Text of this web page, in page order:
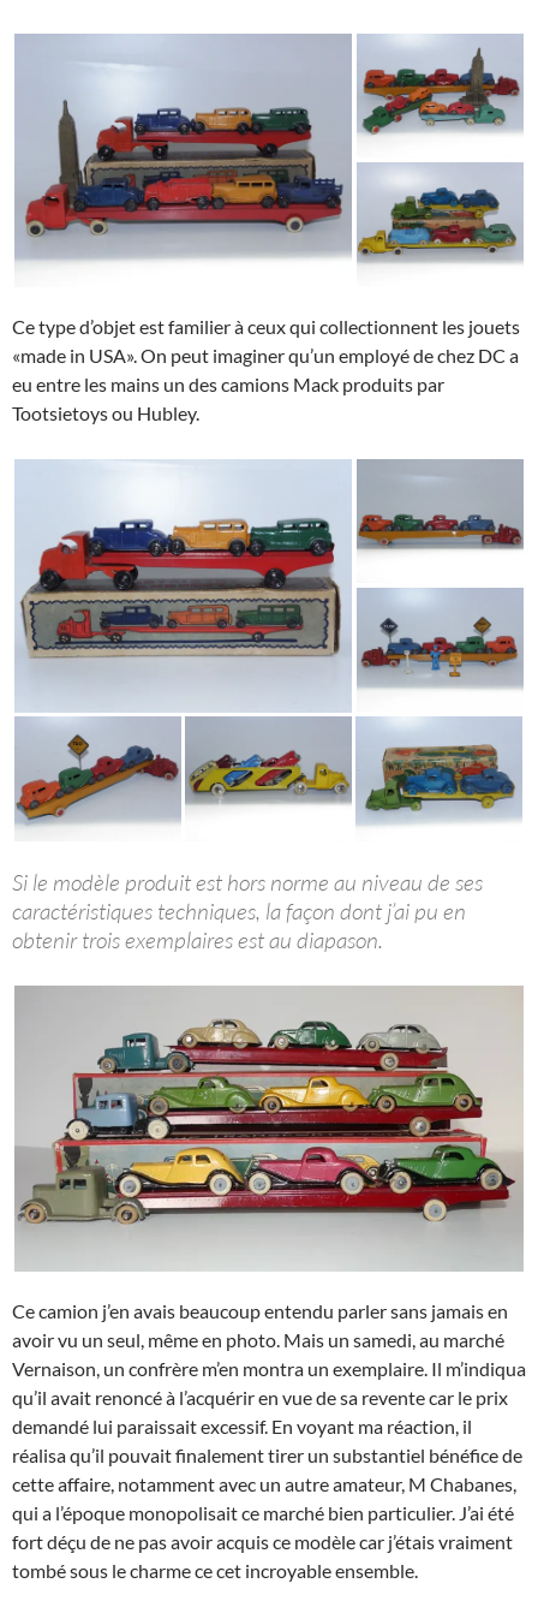
Ce type d’objet est familier à ceux qui collectionnent les jouets
«made in USA». On peut imaginer qu’un employé de chez DC a
eu entre les mains un des camions Mack produits par
Tootsietoys ou Hubley.
Si le modèle produit est hors norme au niveau de ses
caractéristiques techniques, la façon dont j’ai pu en
obtenir trois exemplaires est au diapason.
Ce camion j’en avais beaucoup entendu parler sans jamais en
avoir vu un seul, même en photo. Mais un samedi, au marché
Vernaison, un confrère m’en montra un exemplaire. Il m’indiqua
qu’il avait renoncé à l’acquérir en vue de sa revente car le prix
demandé lui paraissait excessif. En voyant ma réaction, il
réalisa qu’il pouvait finalement tirer un substantiel bénéfice de
cette affaire, notamment avec un autre amateur, M Chabanes,
qui a l’époque monopolisait ce marché bien particulier. J’ai été
fort déçu de ne pas avoir acquis ce modèle car j’étais vraiment
tombé sous le charme ce cet incroyable ensemble.